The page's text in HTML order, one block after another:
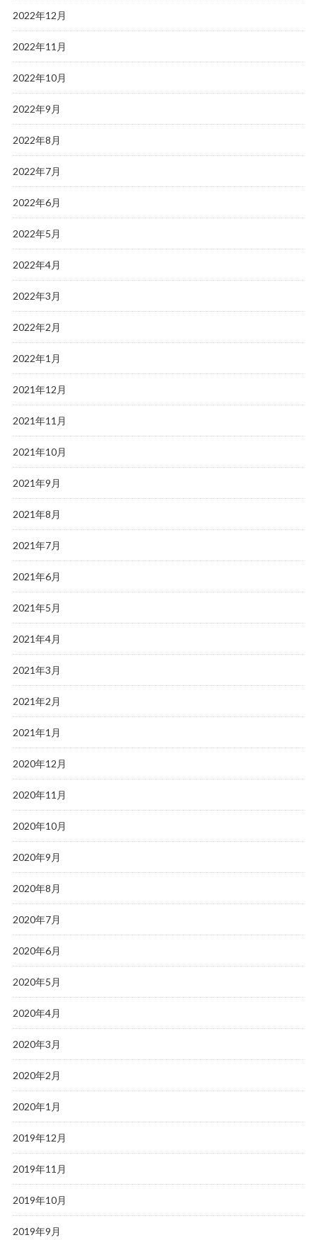
2022年12月
2022年11月
2022年10月
2022年9月
2022年8月
2022年7月
2022年6月
2022年5月
2022年4月
2022年3月
2022年2月
2022年1月
2021年12月
2021年11月
2021年10月
2021年9月
2021年8月
2021年7月
2021年6月
2021年5月
2021年4月
2021年3月
2021年2月
2021年1月
2020年12月
2020年11月
2020年10月
2020年9月
2020年8月
2020年7月
2020年6月
2020年5月
2020年4月
2020年3月
2020年2月
2020年1月
2019年12月
2019年11月
2019年10月
2019年9月